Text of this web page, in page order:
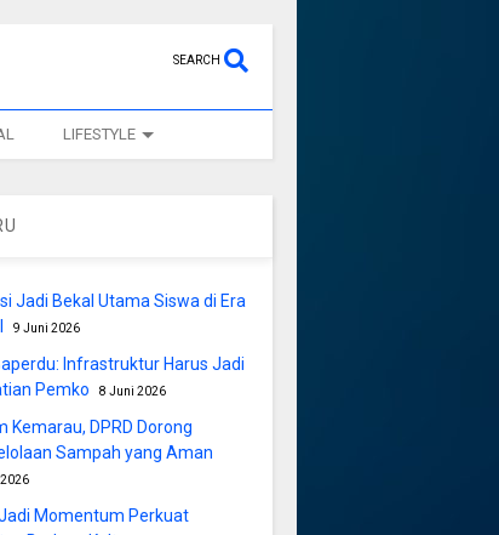
SEARCH
LIFESTYLE
Jadi Bekal Utama Siswa di Era
9 Juni 2026
Infrastruktur Harus Jadi
Pemko
8 Juni 2026
Kemarau, DPRD Dorong
Sampah yang Aman
Jadi Momentum Perkuat